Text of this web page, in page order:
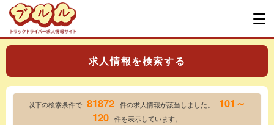
求人情報を検索する
以下の検索条件で 81872 件の求人情報が該当しました。
101～
120 件を表示しています。